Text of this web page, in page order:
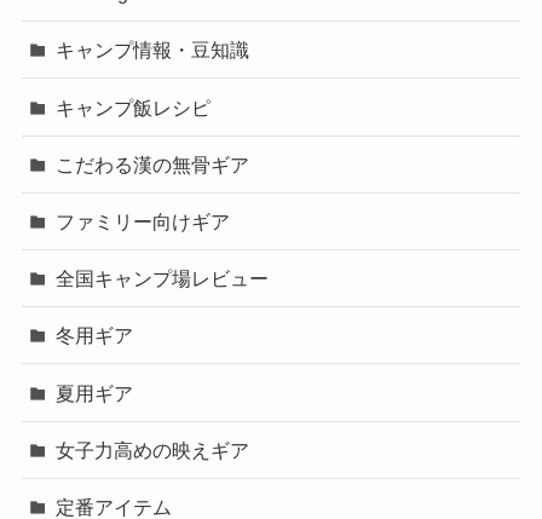
キャンプ情報・豆知識
キャンプ飯レシピ
こだわる漢の無骨ギア
ファミリー向けギア
全国キャンプ場レビュー
冬用ギア
夏用ギア
女子力高めの映えギア
定番アイテム